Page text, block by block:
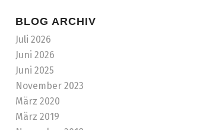
BLOG ARCHIV
Juli 2026
Juni 2026
Juni 2025
November 2023
März 2020
März 2019